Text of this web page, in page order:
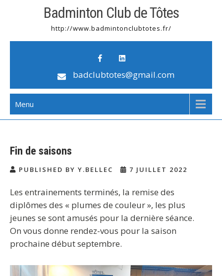
Badminton Club de Tôtes
http://www.badmintonclubtotes.fr/
badclubtotes@gmail.com
Menu
Fin de saisons
PUBLISHED BY Y.BELLEC 7 JUILLET 2022
Les entrainements terminés, la remise des
diplômes des « plumes de couleur », les plus
jeunes se sont amusés pour la dernière séance.
On vous donne rendez-vous pour la saison
prochaine début septembre.